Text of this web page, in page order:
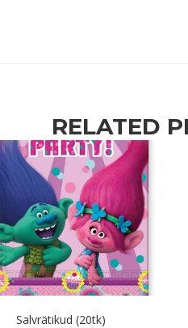
RELATED
Salvrätikud (20tk)